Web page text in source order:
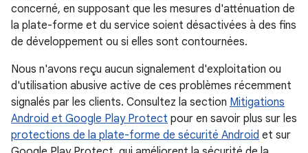
concerné, en supposant que les mesures d'atténuation de
la plate-forme et du service soient désactivées à des fins
de développement ou si elles sont contournées.
Nous n'avons reçu aucun signalement d'exploitation ou
d'utilisation abusive active de ces problèmes récemment
signalés par les clients. Consultez la section Mitigations
Android et Google Play Protect pour en savoir plus sur les
protections de la plate-forme de sécurité Android et sur